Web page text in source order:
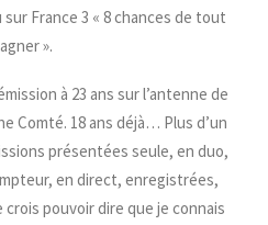
France 3 « 8 chances de tout
».
à 23 ans sur l’antenne de
Comté. 18 ans déjà… Plus d’un
présentées seule, en duo,
en direct, enregistrées,
pouvoir dire que je connais